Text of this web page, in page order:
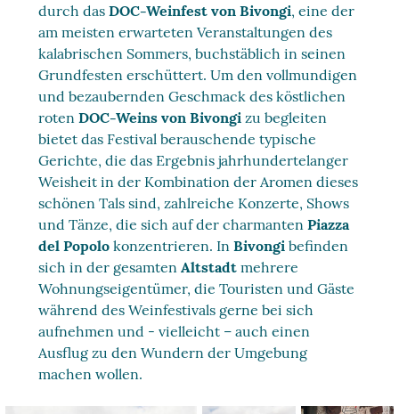
durch dasDOC-Weinfest von Bivongi, eine der
am meisten erwarteten Veranstaltungen des
kalabrischen Sommers, buchstäblich in seinen
Grundfesten erschüttert. Um den vollmundigen
und bezaubernden Geschmack des köstlichen
rotenDOC-Weins von Bivongi zu begleiten
bietet das Festival berauschende typische
Gerichte, die das Ergebnis jahrhundertelanger
Weisheit in der Kombination der Aromen dieses
schönen Tals sind, zahlreiche Konzerte, Shows
und Tänze, die sich auf der charmantenPiazza
del Popolo konzentrieren. InBivongibefinden
sich in der gesamtenAltstadtmehrere
Wohnungseigentümer, die Touristen und Gäste
während des Weinfestivals gerne bei sich
aufnehmen und - vielleicht – auch einen
Ausflug zu den Wundern der Umgebung
machen wollen.